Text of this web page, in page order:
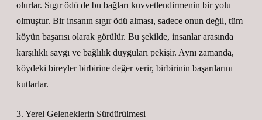
olurlar. Sıgır ödü de bu bağları kuvvetlendirmenin bir yolu
olmuştur. Bir insanın sıgır ödü alması, sadece onun değil, tüm
köyün başarısı olarak görülür. Bu şekilde, insanlar arasında
karşılıklı saygı ve bağlılık duyguları pekişir. Aynı zamanda,
köydeki bireyler birbirine değer verir, birbirinin başarılarını
kutlarlar.
3. Yerel Geleneklerin Sürdürülmesi